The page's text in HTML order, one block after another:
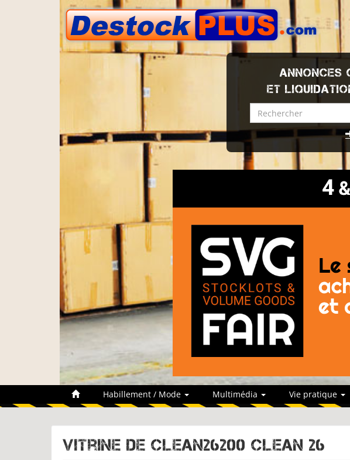
ANNONCES
ET
Habillement / Mode Multimédia Vie pratique
Vitrine de CLEAN26200 clean 26